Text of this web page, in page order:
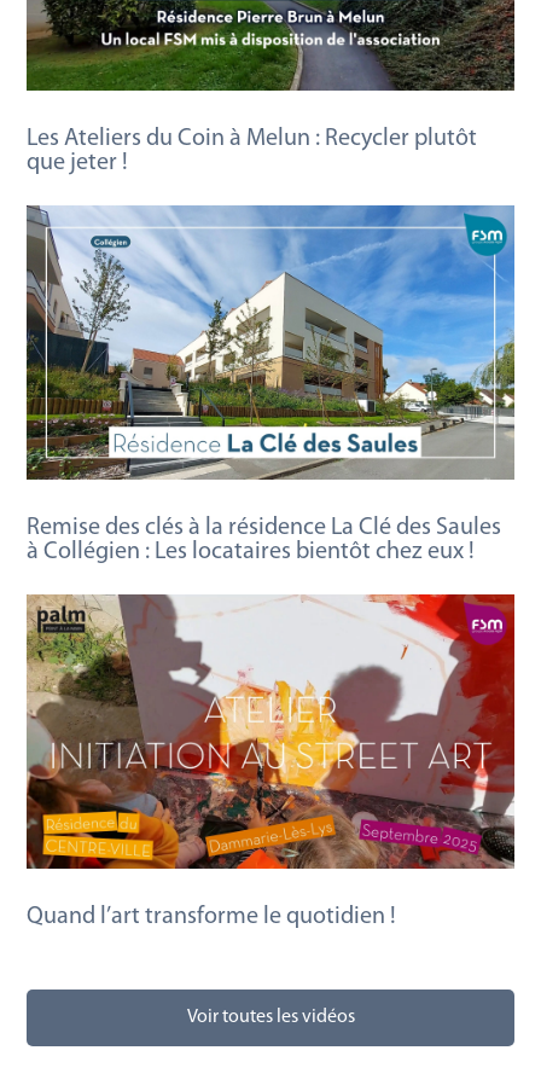
Les Ateliers du Coin à Melun : Recycler plutôt
que jeter !
Remise des clés à la résidence La Clé des Saules
à Collégien : Les locataires bientôt chez eux !
Quand l’art transforme le quotidien !
Voir toutes les vidéos